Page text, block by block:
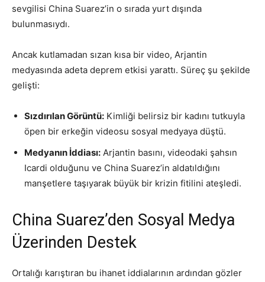
sevgilisi China Suarez’in o sırada yurt dışında
bulunmasıydı.
Ancak kutlamadan sızan kısa bir video, Arjantin
medyasında adeta deprem etkisi yarattı. Süreç şu şekilde
gelişti:
Sızdırılan Görüntü: Kimliği belirsiz bir kadını tutkuyla
öpen bir erkeğin videosu sosyal medyaya düştü.
Medyanın İddiası: Arjantin basını, videodaki şahsın
Icardi olduğunu ve China Suarez’in aldatıldığını
manşetlere taşıyarak büyük bir krizin fitilini ateşledi.
China Suarez’den Sosyal Medya
Üzerinden Destek
Ortalığı karıştıran bu ihanet iddialarının ardından gözler